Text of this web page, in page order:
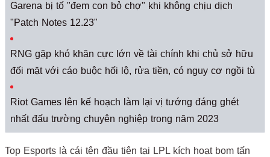
Garena bị tố "đem con bỏ chợ" khi không chịu dịch
"Patch Notes 12.23"
RNG gặp khó khăn cực lớn về tài chính khi chủ sở hữu
đối mặt với cáo buộc hối lộ, rửa tiền, có nguy cơ ngồi tù
Riot Games lên kế hoạch làm lại vị tướng đáng ghét
nhất đấu trường chuyên nghiệp trong năm 2023
Top Esports là cái tên đầu tiên tại LPL kích hoạt bom tấn